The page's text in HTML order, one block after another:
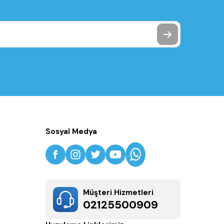
Sosyal Medya
Müşteri Hizmetleri
02125500909